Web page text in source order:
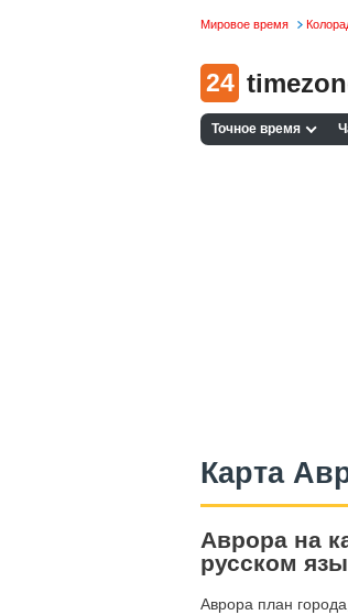
Мировое время
24
Точное время
Карта
Аврора на
русском
Аврора план